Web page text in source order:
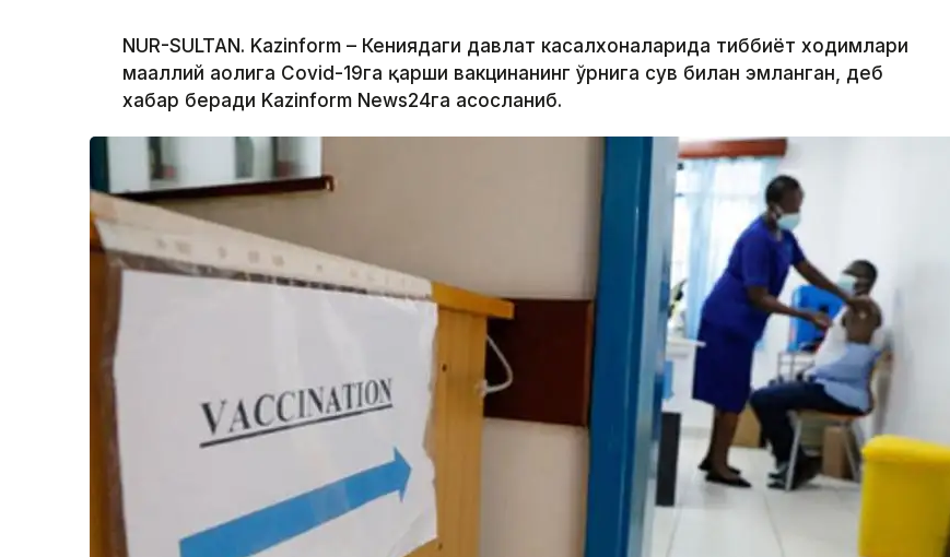
NUR-SULTAN. Kazinform – Кениядаги давлат касалхоналарида тиббиёт ходимлари
маҳаллий аҳолига Covid-19га қарши вакцинанинг ўрнига сув билан эмланган, деб
хабар беради Kazinform News24га асосланиб.